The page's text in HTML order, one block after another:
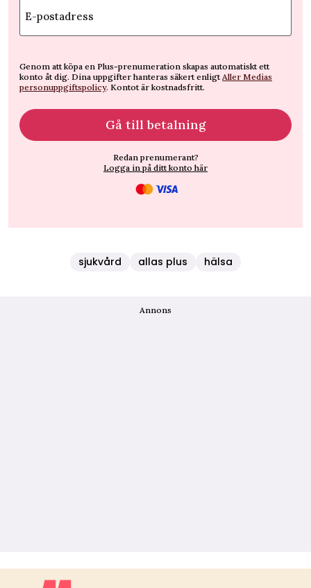
E-postadress
Genom att köpa en Plus-prenumeration skapas automatiskt ett
konto åt dig. Dina uppgifter hanteras säkert enligt Aller Medias
personuppgiftspolicy. Kontot är kostnadsfritt.
Gå till betalning
Redan prenumerant?
Logga in på ditt konto här
sjukvård allas plus hälsa
Annons